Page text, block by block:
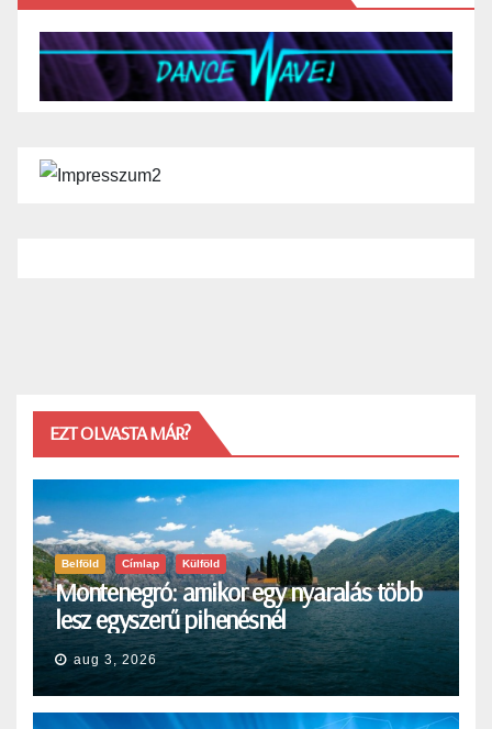
EZT OLVASTA MÁR?
Belföld Címlap Külföld
Montenegró: amikor egy nyaralás több
lesz egyszerű pihenésnél
aug 3, 2026